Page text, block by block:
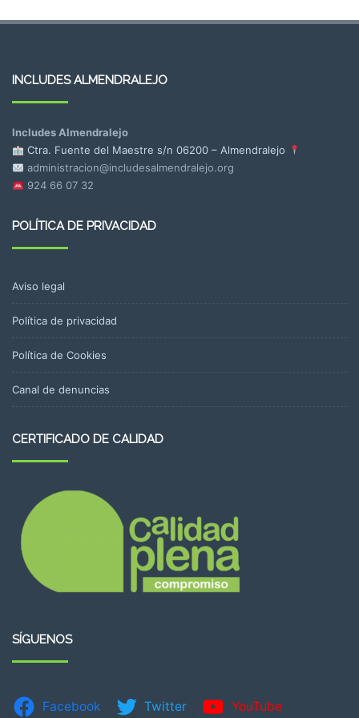
INCLUDES ALMENDRALEJO
Includes Almendralejo
Ctra. Fuente del Maestre s/n 06200 – Almendralejo
administracion@includesalmendralejo.org
924 66 07 32
POLÍTICA DE PRIVACIDAD
Aviso legal
Política de privacidad
Política de Cookies
Canal de denuncias
CERTIFICADO DE CALIDAD
SÍGUENOS
Facebook Twitter YouTube